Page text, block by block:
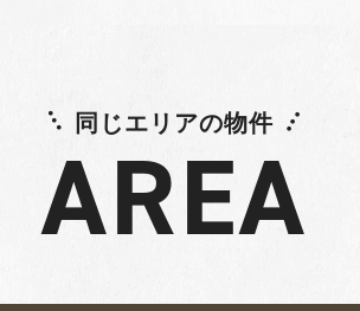
同じエリアの物件
AREA